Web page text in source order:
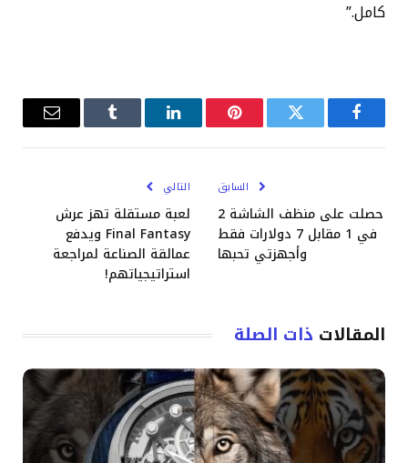
كامل.”
فيسبوكتويتر بينتيريستلينكدإن Tumblrالبريد
السابق
حصلت على منظف الشاشة 2
في 1 مقابل 7 دولارات فقط
وأجهزتي تحبها
التالي
لعبة مستقلة تهز عرش
Final Fantasy ويدفع
عمالقة الصناعة لمراجعة
استراتيجياتهم!
المقالات ذات الصلة